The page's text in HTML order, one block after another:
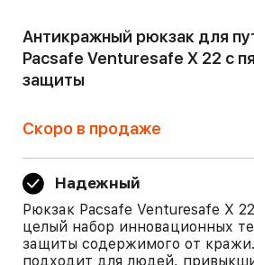
Антикражный рюкзак для
Pacsafe Venturesafe X 22 с
защиты
Скоро в продаже
Надежный
Рюкзак Pacsafe Venturesafe X
целый набор инновационных
защиты содержимого от
подходит для людей,